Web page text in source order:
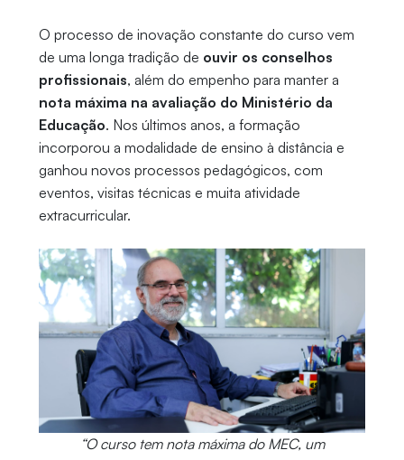
O processo de inovação constante do curso vem
de uma longa tradição de ouvir os conselhos
profissionais, além do empenho para manter a
nota máxima na avaliação do Ministério da
Educação. Nos últimos anos, a formação
incorporou a modalidade de ensino à distância e
ganhou novos processos pedagógicos, com
eventos, visitas técnicas e muita atividade
extracurricular.
“O curso tem nota máxima do MEC, um